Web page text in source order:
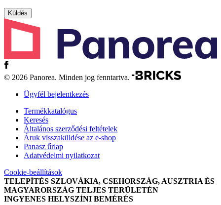
© 2026 Panorea. Minden jog fenntartva.
Ügyfél bejelentkezés
Termékkatalógus
Keresés
Általános szerződési feltételek
Áruk visszaküldése az e-shop
Panasz űrlap
Adatvédelmi nyilatkozat
Cookie-beállítások
TELEPÍTÉS SZLOVÁKIA, CSEHORSZÁG, AUSZTRIA ÉS
MAGYARORSZÁG TELJES TERÜLETÉN
INGYENES HELYSZÍNI BEMÉRÉS